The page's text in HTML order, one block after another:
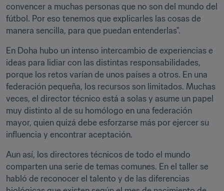
convencer a muchas personas que no son del mundo del
fútbol. Por eso tenemos que explicarles las cosas de
manera sencilla, para que puedan entenderlas".
En Doha hubo un intenso intercambio de experiencias e
ideas para lidiar con las distintas responsabilidades,
porque los retos varían de unos países a otros. En una
federación pequeña, los recursos son limitados. Muchas
veces, el director técnico está a solas y asume un papel
muy distinto al de su homólogo en una federación
mayor, quien quizá debe esforzarse más por ejercer su
influencia y encontrar aceptación.
Aun así, los directores técnicos de todo el mundo
comparten una serie de temas comunes. En el taller se
habló de reconocer el talento y de las diferencias